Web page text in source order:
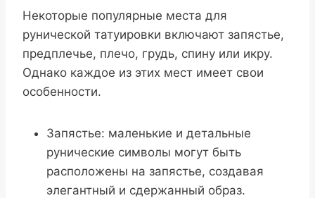
Некоторые популярные места для
рунической татуировки включают запястье,
предплечье, плечо, грудь, спину или икру.
Однако каждое из этих мест имеет свои
особенности.
Запястье: маленькие и детальные
рунические символы могут быть
расположены на запястье, создавая
элегантный и сдержанный образ.